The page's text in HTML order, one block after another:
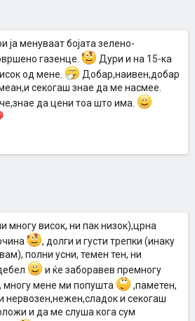
ја менуваат бојата зелено-
газенце.
Дури и на 15-ка
од мене.
Добар,наивен,добар
секогаш знае да ме насмее.
да цени тоа што има.
многу висок, ни пак низок),црна
, долги и густи трепки (инаку
полни усни, темен тен, ни
и ќе заборавев премногу
многу мене ми попушта
,паметен,
нервозен,нежен,сладок и секогаш
и да ме слуша кога сум